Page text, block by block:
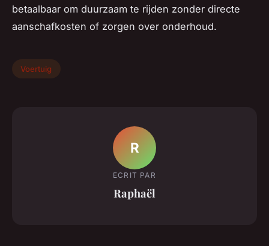
betaalbaar om duurzaam te rijden zonder directe
aanschafkosten of zorgen over onderhoud.
Voertuig
R
ECRIT PAR
Raphaël